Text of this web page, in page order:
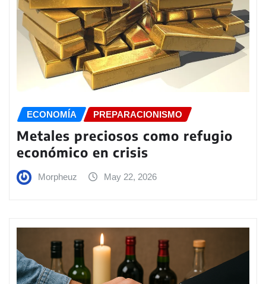
ECONOMÍA PREPARACIONISMO
Metales preciosos como refugio
económico en crisis
Morpheuz May 22, 2026